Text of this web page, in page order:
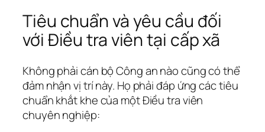
Tiêu chuẩn và yêu cầu đối
với Điều tra viên tại cấp xã
Không phải cán bộ Công an nào cũng có thể
đảm nhận vị trí này. Họ phải đáp ứng các tiêu
chuẩn khắt khe của một Điều tra viên
chuyên nghiệp: